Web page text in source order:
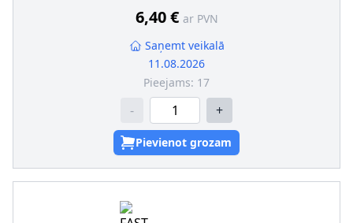
6,40 € ar PVN
Saņemt veikalā
11.08.2026
Pieejams: 17
- +
Pievienot grozam